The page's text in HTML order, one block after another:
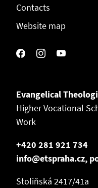
Contacts
Website map
Evangelical
Higher Vocational
Work
+420 281 921 734
info@etspraha.cz,
Stoliňská 2417/41a